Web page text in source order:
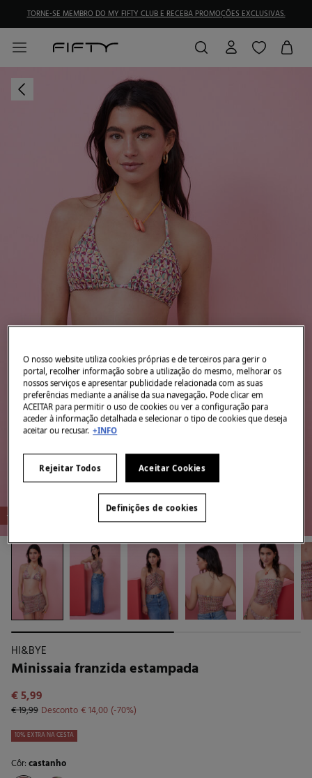
TORNE-SE MEMBRO DO MY FIFTY CLUB E RECEBA PROMOÇÕES EXCLUSIVAS.
-70%
HI&BYE
Minissaia franzida estampada
€ 5,99
€ 19,99 Desconto€ 14,00 70
10% EXTRA NA CESTA
Côr:castanho
O nosso website utiliza cookies próprias e de terceiros para gerir o
portal, recolher informação sobre a utilização do mesmo, melhorar os
nossos serviços e apresentar publicidade relacionada com as suas
preferências mediante a análise da sua navegação. Pode clicar em
ACEITAR para permitir o uso de cookies ou ver a configuração para
aceder à informação detalhada e selecionar o tipo de cookies que deseja
aceitar ou recusar. +INFO
Rejeitar Todos Aceitar Cookies
Definições de cookies